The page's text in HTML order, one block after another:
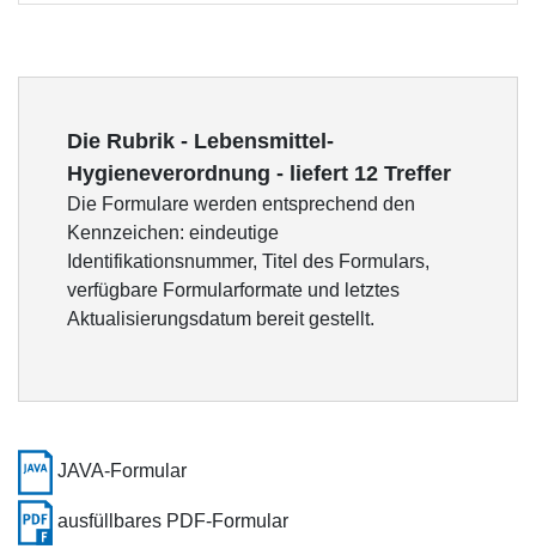
Die Rubrik - Lebensmittel-
Hygieneverordnung - liefert 12 Treffer
Die Formulare werden entsprechend den
Kennzeichen: eindeutige
Identifikationsnummer, Titel des Formulars,
verfügbare Formularformate und letztes
Aktualisierungsdatum bereit gestellt.
JAVA-Formular
ausfüllbares PDF-Formular